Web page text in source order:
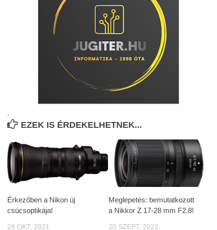
.
EZEK IS ÉRDEKELHETNEK...
Érkezőben a Nikon új
csúcsoptikája!
28 OKT, 2021
Meglepetés: bemutatkozott
a Nikkor Z 17-28 mm F2.8!
20 SZEPT, 2022